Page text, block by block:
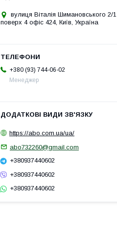
вулиця Віталія Шимановського 2/1
поверх 4 офіс 424, Київ, Україна
+380 (93) 744-06-02
Менеджер
https://abo.com.ua/ua/
abo732260@gmail.com
+380937440602
+380937440602
+380937440602